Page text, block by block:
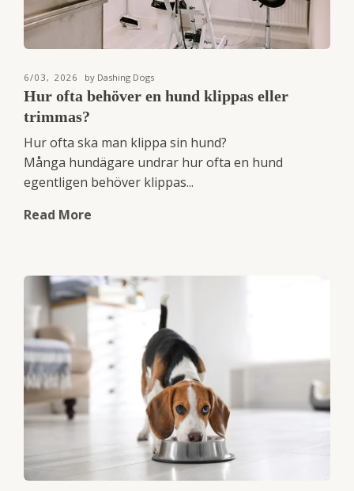
6/03, 2026 by Dashing Dogs
Hur ofta behöver en hund klippas eller
trimmas?
Hur ofta ska man klippa sin hund?
Många hundägare undrar hur ofta en hund
egentligen behöver klippas...
Read More